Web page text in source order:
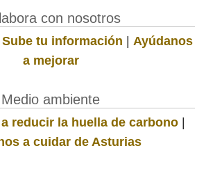
con nosotros
Sube tu información | Ayúdanos
a mejorar
Medio ambiente
reducir la huella de carbono|
a cuidar de Asturias